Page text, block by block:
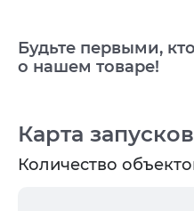
Карта
Количество
Будьте первыми,
о нашем товаре!